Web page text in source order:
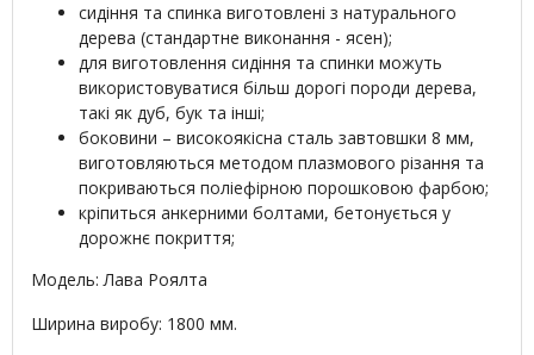
сидіння та спинка виготовлені з натурального
дерева (стандартне виконання - ясен);
для виготовлення сидіння та спинки можуть
використовуватися більш дорогі породи дерева,
такі як дуб, бук та інші;
боковини – високоякісна сталь завтовшки 8 мм,
виготовляються методом плазмового різання та
покриваються поліефірною порошковою фарбою;
кріпиться анкерними болтами, бетонується у
дорожнє покриття;
Модель: Лава Роялта
Ширина виробу: 1800 мм.